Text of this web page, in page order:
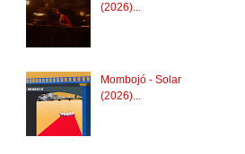
(2026)...
Mombojó - Solar
(2026)...